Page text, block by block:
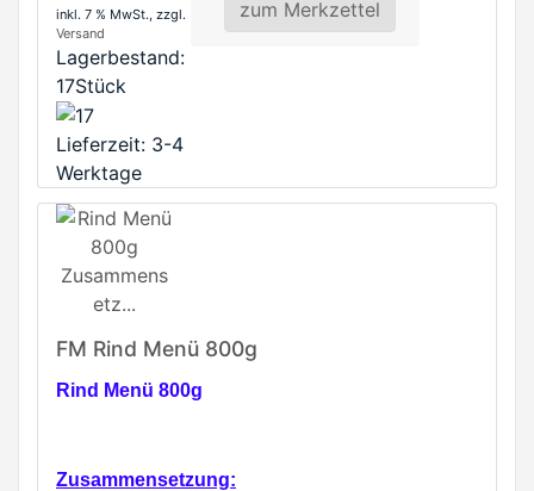
inkl. 7 % MwSt. , zzgl.
Versand
Lagerbestand:
17Stück
Lieferzeit: 3-4
Werktage
zum Merkzettel
FM Rind Menü 800g
Rind Menü 800g
Zusammensetzung: